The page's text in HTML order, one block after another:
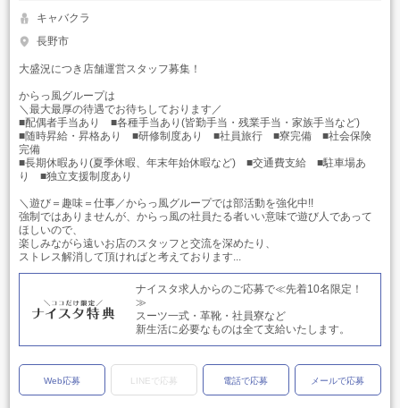
キャバクラ
長野市
大盛況につき店舗運営スタッフ募集！
からっ風グループは
＼最大最厚の待遇でお待ちしております／
■配偶者手当あり ■各種手当あり(皆勤手当・残業手当・家族手当など)
■随時昇給・昇格あり ■研修制度あり ■社員旅行 ■寮完備 ■社会保険
完備
■長期休暇あり(夏季休暇、年末年始休暇など) ■交通費支給 ■駐車場あ
り ■独立支援制度あり
＼遊び＝趣味＝仕事／からっ風グループでは部活動を強化中!!
強制ではありませんが、からっ風の社員たる者いい意味で遊び人であって
ほしいので、
楽しみながら遠いお店のスタッフと交流を深めたり、
ストレス解消して頂ければと考えております...
ナイスタ求人からのご応募で≪先着10名限定！
≫
スーツ一式・革靴・社員寮など
新生活に必要なものは全て支給いたします。
Web応募 LINEで応募 電話で応募 メールで応募